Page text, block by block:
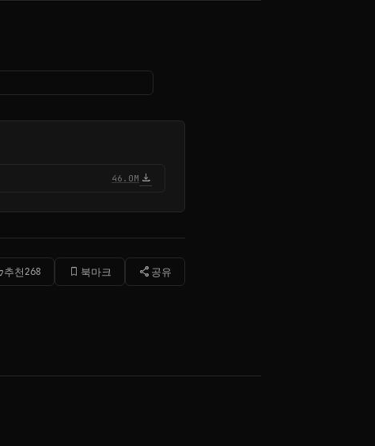
46.0M download
추천268 bookmark_border 북마크 share 공유